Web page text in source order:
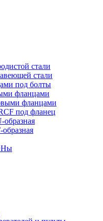
стали
стали
под болты
фланцами
фланцами
под фланец